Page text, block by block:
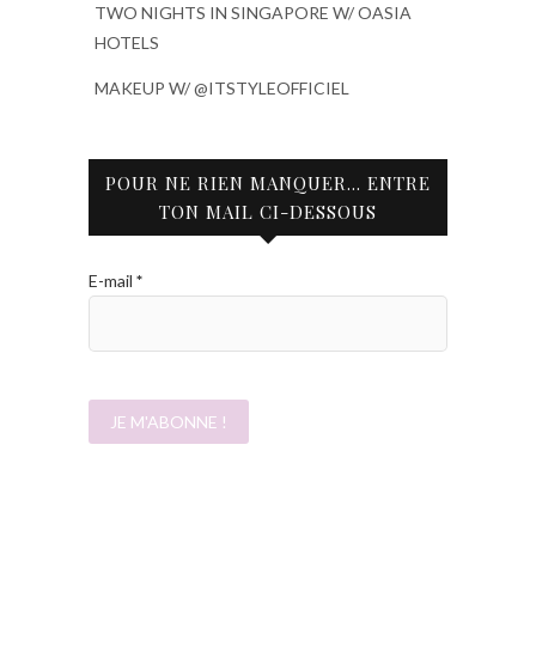
TWO NIGHTS IN SINGAPORE W/ OASIA
HOTELS
MAKEUP W/ @ITSTYLEOFFICIEL
POUR NE RIEN MANQUER… ENTRE
TON MAIL CI-DESSOUS
E-mail *